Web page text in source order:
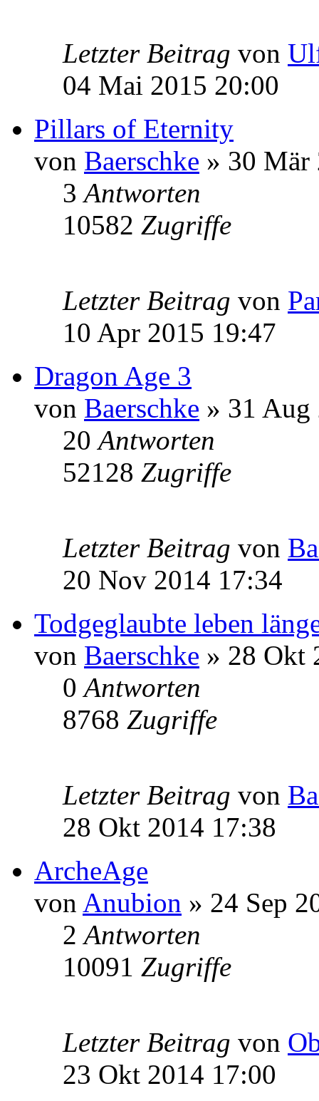
Letzter Beitrag von
04 Mai 2015 20:00
Pillars of Eternity
von Baerschke » 30 Mär
3Antworten
10582 Zugriffe
Letzter Beitrag von
10 Apr 2015 19:47
Dragon Age 3
von Baerschke » 31 Aug
20Antworten
52128 Zugriffe
Letzter Beitrag von
20 Nov 2014 17:34
Todgeglaubte leben
von Baerschke » 28 Okt
0Antworten
8768 Zugriffe
Letzter Beitrag von
28 Okt 2014 17:38
ArcheAge
von Anubion » 24 Sep
2Antworten
10091 Zugriffe
Letzter Beitrag von
23 Okt 2014 17:00